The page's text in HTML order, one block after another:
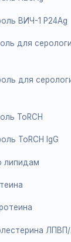
белков
белков
анализов
ВЭБ